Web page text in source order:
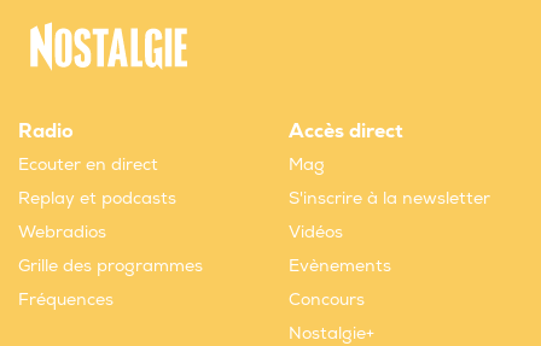
Radio
Ecouter en direct
Replay et podcasts
Webradios
Grille des programmes
Fréquences
Accès direct
Mag
S'inscrire à la newsletter
Vidéos
Evènements
Concours
Nostalgie+